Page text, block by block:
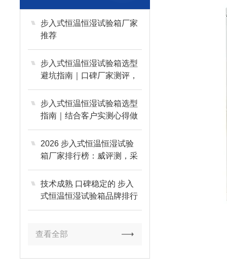
步入式恒温恒湿试验箱厂家
推荐
步入式恒温恒湿试验箱选型
避坑指南｜口碑厂家测评，
采购优选欧可仪器
步入式恒温恒湿试验箱选型
指南｜结合客户实测心得做
好设备综合评估
2026 步入式恒温恒湿试验
箱厂家排行榜：威评测，采
购不踩坑
技术成熟 口碑稳定的 步入
式恒温恒湿试验箱品牌排行
榜 (2026 年推荐)
查看全部